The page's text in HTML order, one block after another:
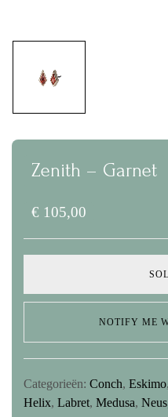
Zenith – Garnet
€ 105,00
NOTIFY ME
Categorieën: Conch, Eskimo,
Helix, Labret, Medusa, Neus
Mijn naam, e-
browser voor
een reactie